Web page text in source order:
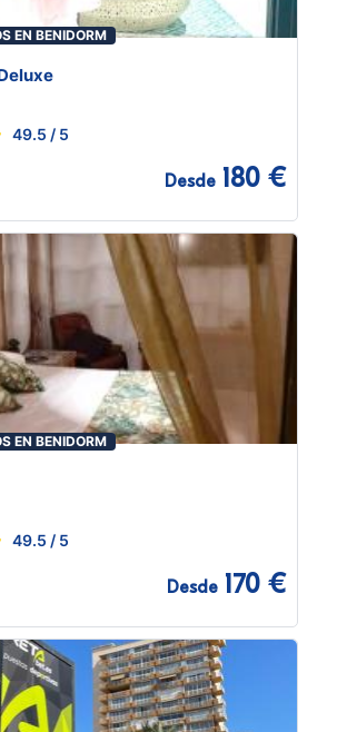
EN BENIDORM
49.5 / 5
Desde 180 €
EN BENIDORM
49.5 / 5
Desde 170 €